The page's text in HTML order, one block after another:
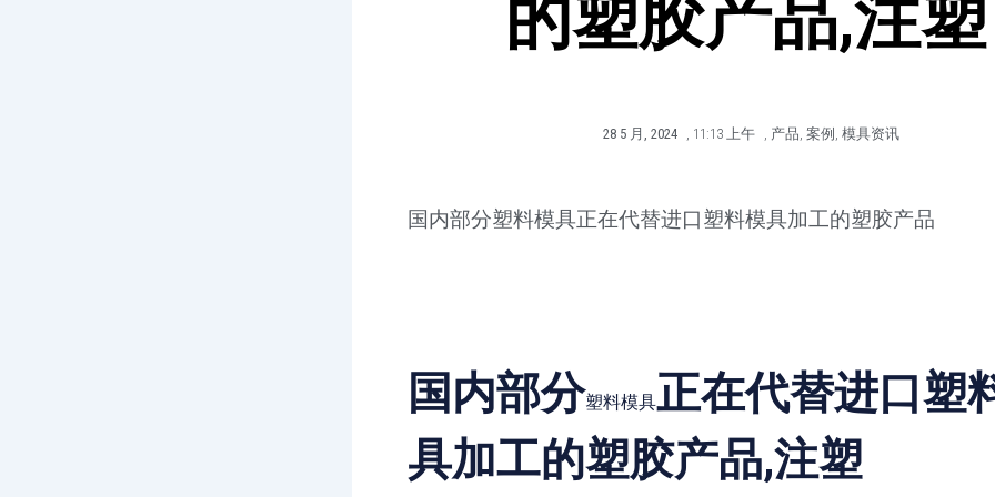
的塑胶产品,注塑
28 5 月, 2024 11:13 上午 产品 案例 模具资讯
国内部分塑料模具正在代替进口塑料模具加工的塑胶产品
国内部分塑料模具正在代替进口塑
具加工的塑胶产品,注塑